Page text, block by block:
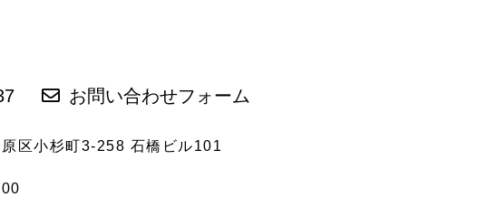
お問い合わせフォーム
区小杉町3-258 石橋ビル101